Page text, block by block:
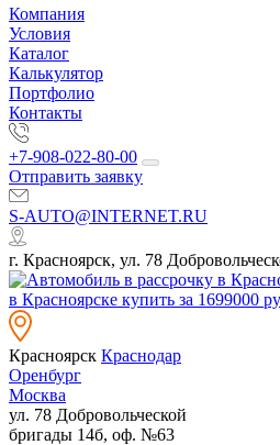
Компания
Условия
Каталог
Калькулятор
Портфолио
Контакты
+7-908-022-80-00
Отправить заявку
S-AUTO@INTERNET.RU
г. Красноярск, ул. 78
Красноярск Краснодар
Оренбург
Москва
ул. 78 Добровольческой
бригады 14б, оф. №63